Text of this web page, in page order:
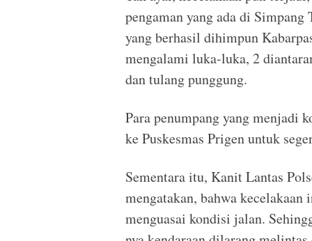
pengaman yang ada di
yang berhasil dihimpun
mengalami luka-luka, 2
dan tulang punggung.
Para penumpang yang menjadi
ke Puskesmas Prigen untuk
Sementara itu, Kanit Lantas
mengatakan, bahwa
menguasai kondisi jalan.